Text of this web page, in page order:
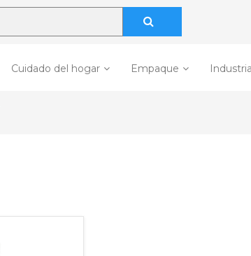
Cuidado del hogar Empaque